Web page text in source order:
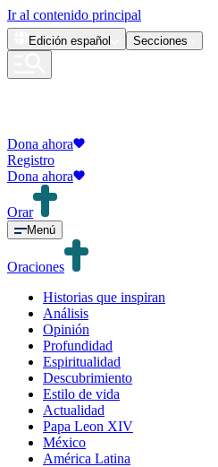
Ir al contenido principal
Edición español Secciones
Dona ahora
Registro
Dona ahora
Orar
Menú
Oraciones
Historias que inspiran
Análisis
Opinión
Profundidad
Espiritualidad
Descubrimiento
Estilo de vida
Actualidad
Papa Leon XIV
México
América Latina